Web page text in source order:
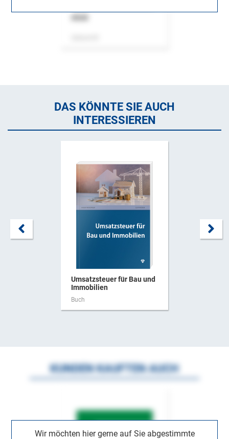
DAS KÖNNTE SIE AUCH
INTERESSIEREN
Umsatzsteuer für Bau und
Immobilien
Buch
Wir möchten hier gerne auf Sie abgestimmte
KUNDEN KAUFTEN AUCH